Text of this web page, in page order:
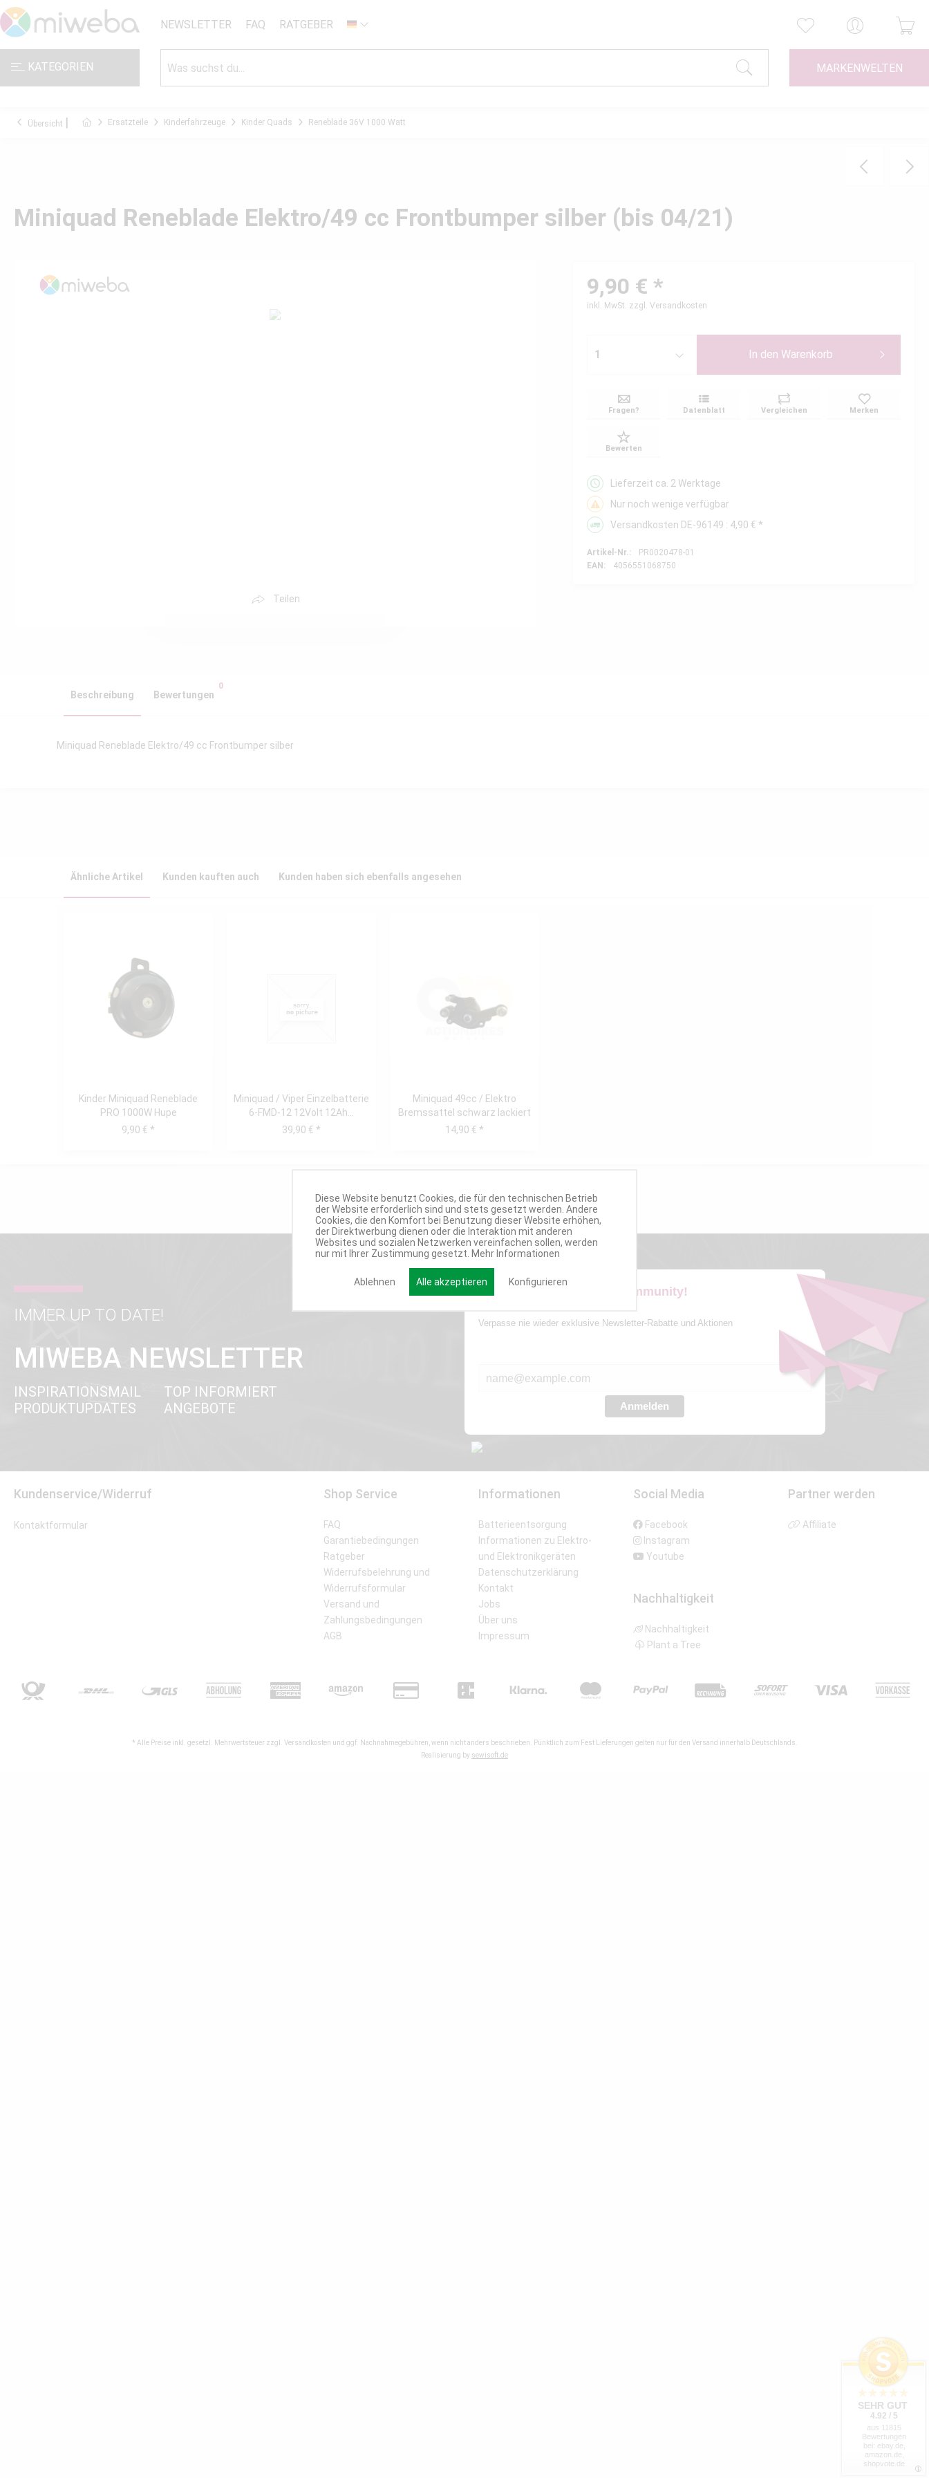
NEWSLETTER FAQ RATGEBER DE
KATEGORIEN MARKENWELTEN
Übersicht Ersatzteile Kinderfahrzeuge Kinder Quads Reneblade 36V 1000 Watt
Miniquad Reneblade Elektro/49 cc Frontbumper silber (bis 04/21)
Teilen
9,90 € *
inkl. MwSt. zzgl. Versandkosten
In den Warenkorb
Fragen? Datenblatt Vergleichen Merken
Bewerten
Lieferzeit ca. 2 Werktage
Nur noch wenige verfügbar
Versandkosten DE-96149 : 4,90 € *
Artikel-Nr.:
PR0020478-01
EAN:
4056551068750
Beschreibung Bewertungen
0
Miniquad Reneblade Elektro/49 cc Frontbumper silber
Ähnliche Artikel Kunden kauften auch Kunden haben sich ebenfalls angesehen
Kinder Miniquad Reneblade
PRO 1000W Hupe
9,90 € *
Miniquad / Viper Einzelbatterie
6-FMD-12 12Volt 12Ah...
39,90 € *
Miniquad 49cc / Elektro
Bremssattel schwarz lackiert
vorne...
14,90 € *
IMMER UP TO DATE!
MIWEBA NEWSLETTER
INSPIRATIONSMAIL
PRODUKTUPDATES
TOP INFORMIERT
ANGEBOTE
Werde Teil der Miweba Community!
Verpasse nie wieder exklusive Newsletter-Rabatte und Aktionen
Anmelden
Kundenservice/Widerruf
Kontaktformular
Shop Service
FAQ
Garantiebedingungen
Ratgeber
Widerrufsbelehrung und
Widerrufsformular
Versand und
Zahlungsbedingungen
AGB
Informationen
Batterieentsorgung
Informationen zu Elektro-
und Elektronikgeräten
Datenschutzerklärung
Kontakt
Jobs
Über uns
Impressum
Social Media
Facebook
Instagram
Youtube
Nachhaltigkeit
Nachhaltigkeit
Plant a Tree
Partner werden
Affiliate
* Alle Preise inkl. gesetzl. Mehrwertsteuer zzgl. Versandkosten und ggf. Nachnahmegebühren, wenn nicht anders beschrieben. Pünktlich zum Fest Lieferungen gelten nur für den Versand innerhalb Deutschlands.
Realisierung by sewisoft.de
Diese Website benutzt Cookies, die für den technischen Betrieb
der Website erforderlich sind und stets gesetzt werden. Andere
Cookies, die den Komfort bei Benutzung dieser Website erhöhen,
der Direktwerbung dienen oder die Interaktion mit anderen
Websites und sozialen Netzwerken vereinfachen sollen, werden
nur mit Ihrer Zustimmung gesetzt. Mehr Informationen
Ablehnen Alle akzeptieren Konfigurieren
SEHR GUT
4.92 / 5
aus 11815
Bewertungen
bei: ebay.de,
amazon.de,
shopvote.de